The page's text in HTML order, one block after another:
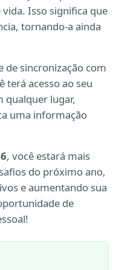
Isso significa que
tornando-a ainda
de sincronização com
terá acesso ao seu
qualquer lugar,
uma informação
, você estará mais
do próximo ano,
e aumentando sua
de